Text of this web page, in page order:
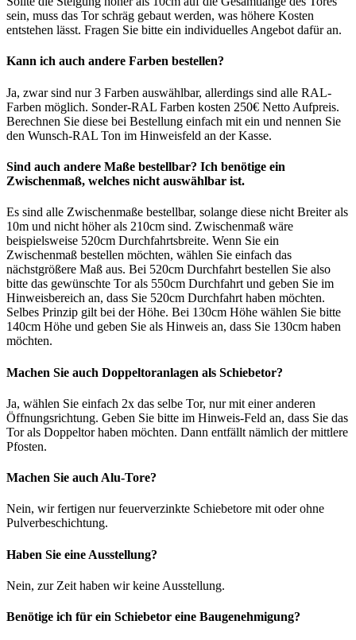
sein, muss das Tor schräg gebaut werden, was höhere Kosten
entstehen lässt. Fragen Sie bitte ein individuelles Angebot dafür an.
Kann ich auch andere Farben bestellen?
Ja, zwar sind nur 3 Farben auswählbar, allerdings sind alle RAL-
Farben möglich. Sonder-RAL Farben kosten 250€ Netto Aufpreis.
Berechnen Sie diese bei Bestellung einfach mit ein und nennen Sie
den Wunsch-RAL Ton im Hinweisfeld an der Kasse.
Sind auch andere Maße bestellbar? Ich benötige ein
Zwischenmaß, welches nicht auswählbar ist.
Es sind alle Zwischenmaße bestellbar, solange diese nicht Breiter als
10m und nicht höher als 210cm sind. Zwischenmaß wäre
beispielsweise 520cm Durchfahrtsbreite. Wenn Sie ein
Zwischenmaß bestellen möchten, wählen Sie einfach das
nächstgrößere Maß aus. Bei 520cm Durchfahrt bestellen Sie also
bitte das gewünschte Tor als 550cm Durchfahrt und geben Sie im
Hinweisbereich an, dass Sie 520cm Durchfahrt haben möchten.
Selbes Prinzip gilt bei der Höhe. Bei 130cm Höhe wählen Sie bitte
140cm Höhe und geben Sie als Hinweis an, dass Sie 130cm haben
möchten.
Machen Sie auch Doppeltoranlagen als Schiebetor?
Ja, wählen Sie einfach 2x das selbe Tor, nur mit einer anderen
Öffnungsrichtung. Geben Sie bitte im Hinweis-Feld an, dass Sie das
Tor als Doppeltor haben möchten. Dann entfällt nämlich der mittlere
Pfosten.
Machen Sie auch Alu-Tore?
Nein, wir fertigen nur feuerverzinkte Schiebetore mit oder ohne
Pulverbeschichtung.
Haben Sie eine Ausstellung?
Nein, zur Zeit haben wir keine Ausstellung.
Benötige ich für ein Schiebetor eine Baugenehmigung?